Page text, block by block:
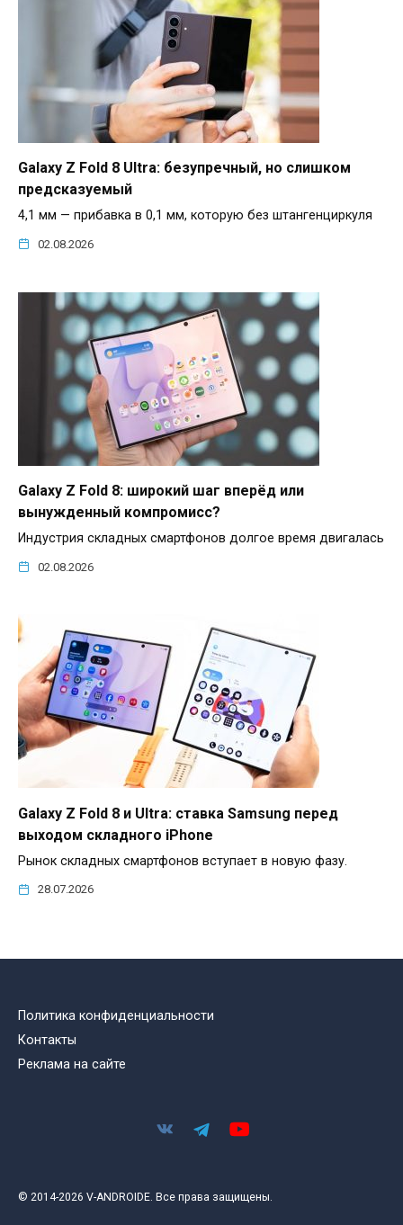
Galaxy Z Fold 8 Ultra: безупречный, но слишком
предсказуемый
4,1 мм — прибавка в 0,1 мм, которую без штангенциркуля
02.08.2026
Galaxy Z Fold 8: широкий шаг вперёд или
вынужденный компромисс?
Индустрия складных смартфонов долгое время двигалась
02.08.2026
Galaxy Z Fold 8 и Ultra: ставка Samsung перед
выходом складного iPhone
Рынок складных смартфонов вступает в новую фазу.
28.07.2026
Политика конфиденциальности
Контакты
Реклама на сайте
© 2014-2026 V-ANDROIDE. Все права защищены.